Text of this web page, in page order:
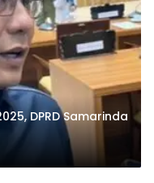
DPRD Samarinda